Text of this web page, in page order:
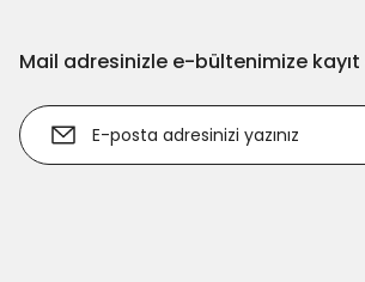
Mail adresinizle e-bültenimize